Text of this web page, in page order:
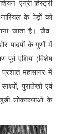
एग्री-हिस्ट्री
के पेड़ों को
जाता है। जैव-
पादपों के गुणों में
पूर्व एशिया (विशेष
महासागर में
पुरालेखों एवं
लोककथाओं के